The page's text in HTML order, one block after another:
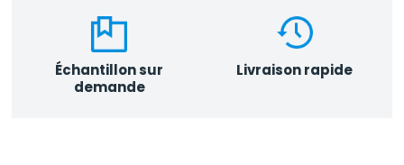
Échantillon sur
demande
Livraison rapide